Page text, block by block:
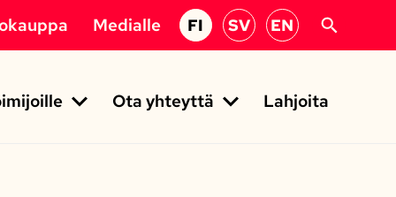
Ota yhteyttä Lahjoita
Medialle FI SV EN